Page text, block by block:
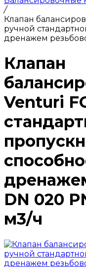
/
Клапан
ручной
дренажем
Клапан
Venturi
DN 020
м3/ч